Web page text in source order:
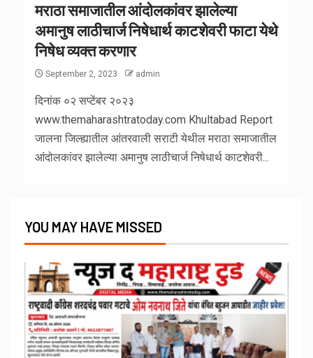
मराठा समाजातील आंदोलकांवर झालेल्या
अमानुष लाठीचार्ज निषेधार्थ काटशेवरी फाटा येथे
निषेध व्यक्त करणार
September 2, 2023 admin
दिनांक ०२ सप्टेंबर २०२३
www.themaharashtratoday.com Khultabad Report
जालना जिल्ह्यातील आंतरवाली सराटी येथील मराठा समाजातील
आंदोलकांवर झालेल्या अमानुष लाठीचार्ज निषेधार्थ काटशेवरी...
YOU MAY HAVE MISSED